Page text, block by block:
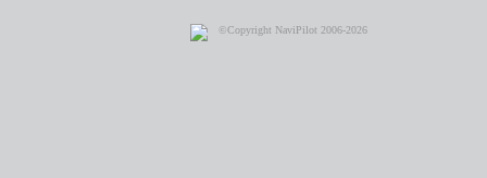
©Copyright NaviPilot 2006-2026